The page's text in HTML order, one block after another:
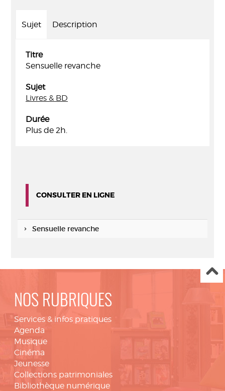
Sujet Description
Titre
Sensuelle revanche
Sujet
Livres & BD
Durée
Plus de 2h.
CONSULTER EN LIGNE
Sensuelle revanche
NOS RUBRIQUES
Services & infos pratiques
Agenda
Musique
Cinéma
Jeunesse
Collections patrimoniales
Bibliothèque numérique